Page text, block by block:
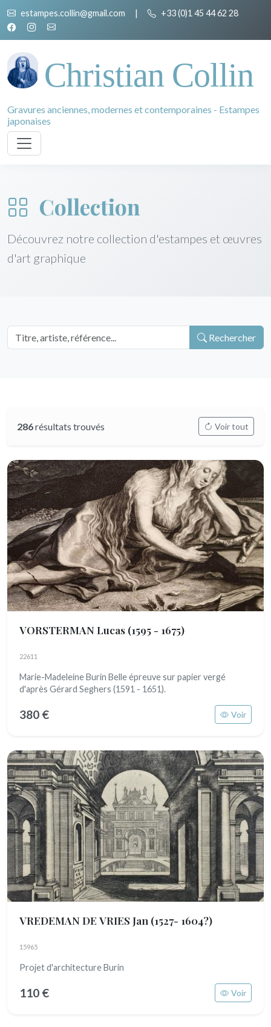
estampes.collin@gmail.com | +33 (0)1 45 44 62 28
Christian Collin
Gravures anciennes, modernes et contemporaines - Estampes
japonaises
Collection
Découvrez notre collection d'estampes et œuvres
d'art graphique
Rechercher
286résultats trouvés Voir tout
VORSTERMAN Lucas (1595 - 1675)
22611
Marie-Madeleine Burin Belle épreuve sur papier vergé
d'après Gérard Seghers (1591 - 1651).
380 € Voir
VREDEMAN DE VRIES Jan (1527- 1604?)
15965
Projet d'architecture Burin
110 € Voir